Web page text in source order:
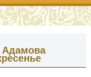
Адамова